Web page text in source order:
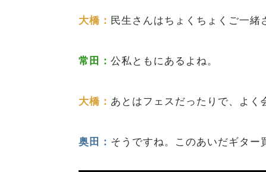
大橋： 民生さんはちょくちょくご一
常田：公私ともにあるよね。
大橋： あとはフェスだったりで、よく
奥田： そうですね。このあいだギター